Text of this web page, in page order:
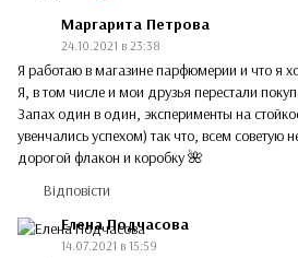
Маргарита Петрова
24.10.2021 в 23:38
Я работаю в магазине парфюмерии и что я
Я, в том числе и мои друзья перестали
Запах один в один, эксперименты на
увенчались успехом) так что, всем советую
дорогой флакон и коробку 🌺
Відповісти
Елена Подчасова
14.07.2021 в 15:59